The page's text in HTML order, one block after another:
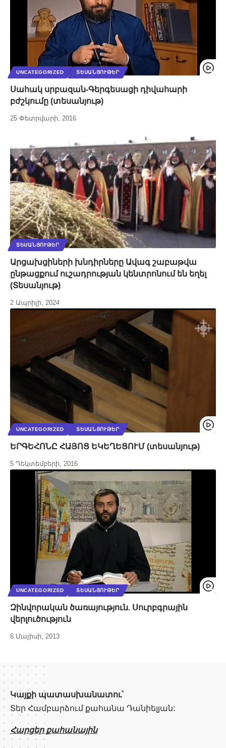
UNCATEGORIZED ՏԵՍԱՆՅՈՒԹԵՐ
Սահակ սրբազան-Գերգեսացի դիվահարի
բժշկումը (տեսանյութ)
25 Փետրվարի, 2016
ՏԵՍԱՆՅՈՒԹԵՐ
Արցախցիների խնդիրները Ավագ շաբաթվա
ընթացքում ուշադրության կենտրոնում են եղել
(Տեսանյութ)
2 Ապրիլի, 2024
UNCATEGORIZED ՏԵՍԱՆՅՈՒԹԵՐ
ԵՐԳԵՀՈՆԸ ՀԱՅՈՑ ԵԿԵՂԵՑՈՒՄ (տեսանյութ)
5 Դեկտեմբերի, 2016
UNCATEGORIZED ՏԵՍԱՆՅՈՒԹԵՐ
Զինվորական ծառայություն. Սուրբգրային
վերլուծություն
6 Մայիսի, 2013
Կայքի պատասխանատու՝
Տեր Համբարձում քահանա Դանիելյան:
Հարցեր քահանային